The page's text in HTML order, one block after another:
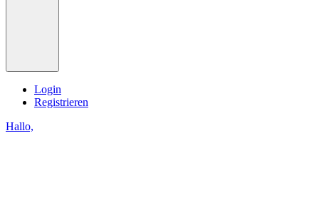
Login
Registrieren
Hallo,